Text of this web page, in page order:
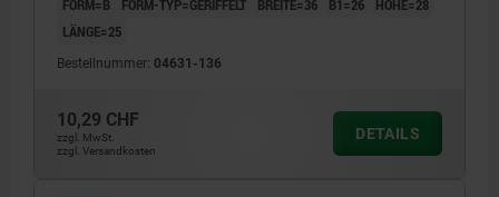
FORM=B FORM-TYP=GERIFFELT BREITE=36 B1=26
HÖHE=28
LÄNGE=25
Bestellnummer: 04631-136
10,29 CHF
zzgl. MwSt.
zzgl. Versandkosten
DETAILS